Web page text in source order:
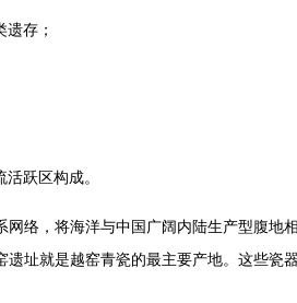
存；
跃区构成。
络，将海洋与中国广阔内陆生产型腹地
址就是越窑青瓷的最主要产地。这些瓷